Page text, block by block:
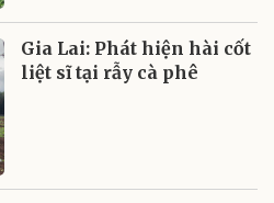
Gia Lai: Phát hiện hài cốt
liệt sĩ tại rẫy cà phê